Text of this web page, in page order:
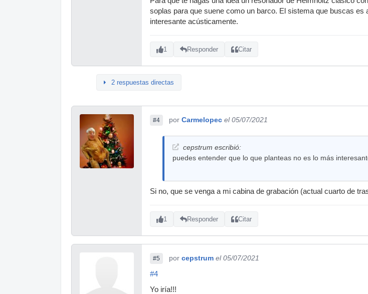
soplas para que suene como un barco. El sistema que buscas
interesante acústicamente.
1 Responder Citar
2 respuestas directas
#4 por Carmelopec el 05/07/2021
cepstrum escribió:
puedes entender que lo que planteas no es lo más
Si no, que se venga a mi cabina de grabación (actual cuarto de
1 Responder Citar
#5 por cepstrum el 05/07/2021
#4
Yo iría!!!